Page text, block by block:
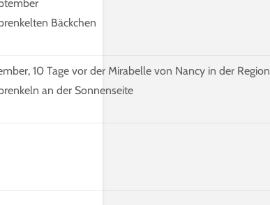
Bäckchen
10 Tage vor der Mirabelle von Nancy in der Region
an der Sonnenseite